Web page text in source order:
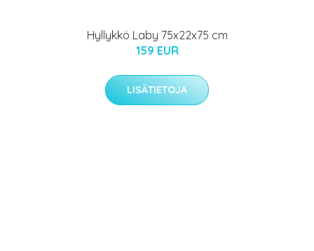
Hyllykkö Laby 75x22x75 cm
159 EUR
LISÄTIETOJA